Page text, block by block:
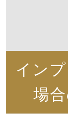
イン
場